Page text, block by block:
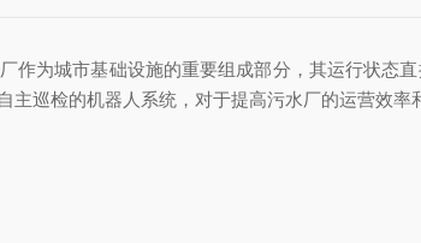
为城市基础设施的重要组成部分，其运行状态
巡检的机器人系统，对于提高污水厂的运营效率